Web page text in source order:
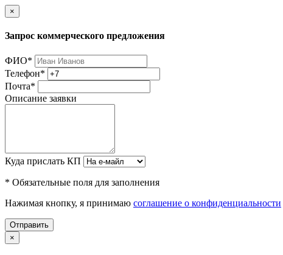
×
Запрос коммерческого предложения
ФИО*
Телефон*
Почта*
Описание заявки
Куда прислать КП
* Обязательные поля для заполнения
Нажимая кнопку, я принимаю соглашение о конфиденциальности
Отправить
×